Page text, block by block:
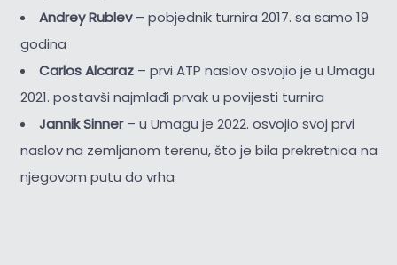
Andrey Rublev– pobjednik turnira 2017. sa samo 19
godina
Carlos Alcaraz– prvi ATP naslov osvojio je u Umagu
2021. postavši najmlađi prvak u povijesti turnira
Jannik Sinner– u Umagu je 2022. osvojio svoj prvi
naslov na zemljanom terenu, što je bila prekretnica na
njegovom putu do vrha